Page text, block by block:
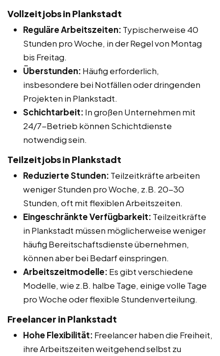
Vollzeitjobs in Plankstadt
Reguläre Arbeitszeiten: Typischerweise 40
Stunden pro Woche, in der Regel von Montag
bis Freitag.
Überstunden: Häufig erforderlich,
insbesondere bei Notfällen oder dringenden
Projekten in Plankstadt.
Schichtarbeit: In großen Unternehmen mit
24/7-Betrieb können Schichtdienste
notwendig sein.
Teilzeitjobs in Plankstadt
Reduzierte Stunden: Teilzeitkräfte arbeiten
weniger Stunden pro Woche, z.B. 20-30
Stunden, oft mit flexiblen Arbeitszeiten.
Eingeschränkte Verfügbarkeit: Teilzeitkräfte
in Plankstadt müssen möglicherweise weniger
häufig Bereitschaftsdienste übernehmen,
können aber bei Bedarf einspringen.
Arbeitszeitmodelle: Es gibt verschiedene
Modelle, wie z.B. halbe Tage, einige volle Tage
pro Woche oder flexible Stundenverteilung.
Freelancer in Plankstadt
Hohe Flexibilität: Freelancer haben die Freiheit,
ihre Arbeitszeiten weitgehend selbst zu